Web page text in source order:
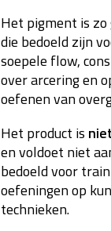
Het pigment is
die bedoeld zijn
soepele flow,
over arcering en
oefenen van
Het product is
en voldoet niet
bedoeld voor
oefeningen op
technieken.